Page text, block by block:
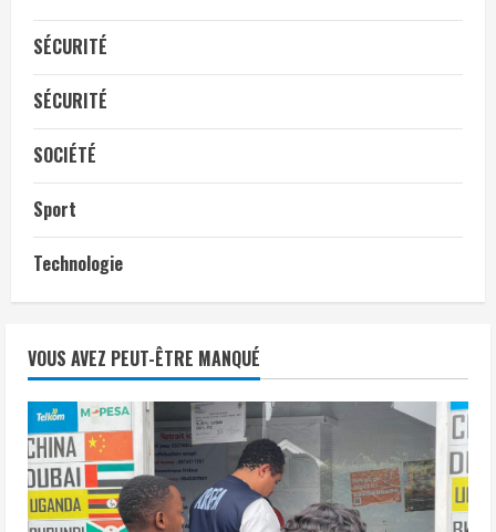
SÉCURITÉ
SÉCURITÉ
SOCIÉTÉ
Sport
Technologie
VOUS AVEZ PEUT-ÊTRE MANQUÉ